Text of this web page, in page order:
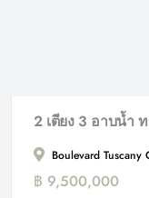
2 เตียง 3 อาบน้ำ
Boulevard
฿ 9,500,000